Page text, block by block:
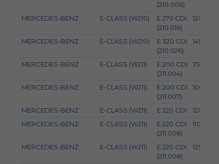
(210.006)
MERCEDES-BENZ E-CLASS (W210)
E 270 CDI
(210.016)
120
MERCEDES-BENZ E-CLASS (W210)
E 320 CDI
(210.026)
145
MERCEDES-BENZ E-CLASS (W211)
E 200 CDI
(211.004)
75
MERCEDES-BENZ E-CLASS (W211)
E 200 CDI
(211.007)
100
MERCEDES-BENZ E-CLASS (W211) E 220 CDI 120
MERCEDES-BENZ
E-CLASS (W211)
E 220 CDI
(211.006)
110
MERCEDES-BENZ E-CLASS (W211)
E 220 CDI
(211.008)
125